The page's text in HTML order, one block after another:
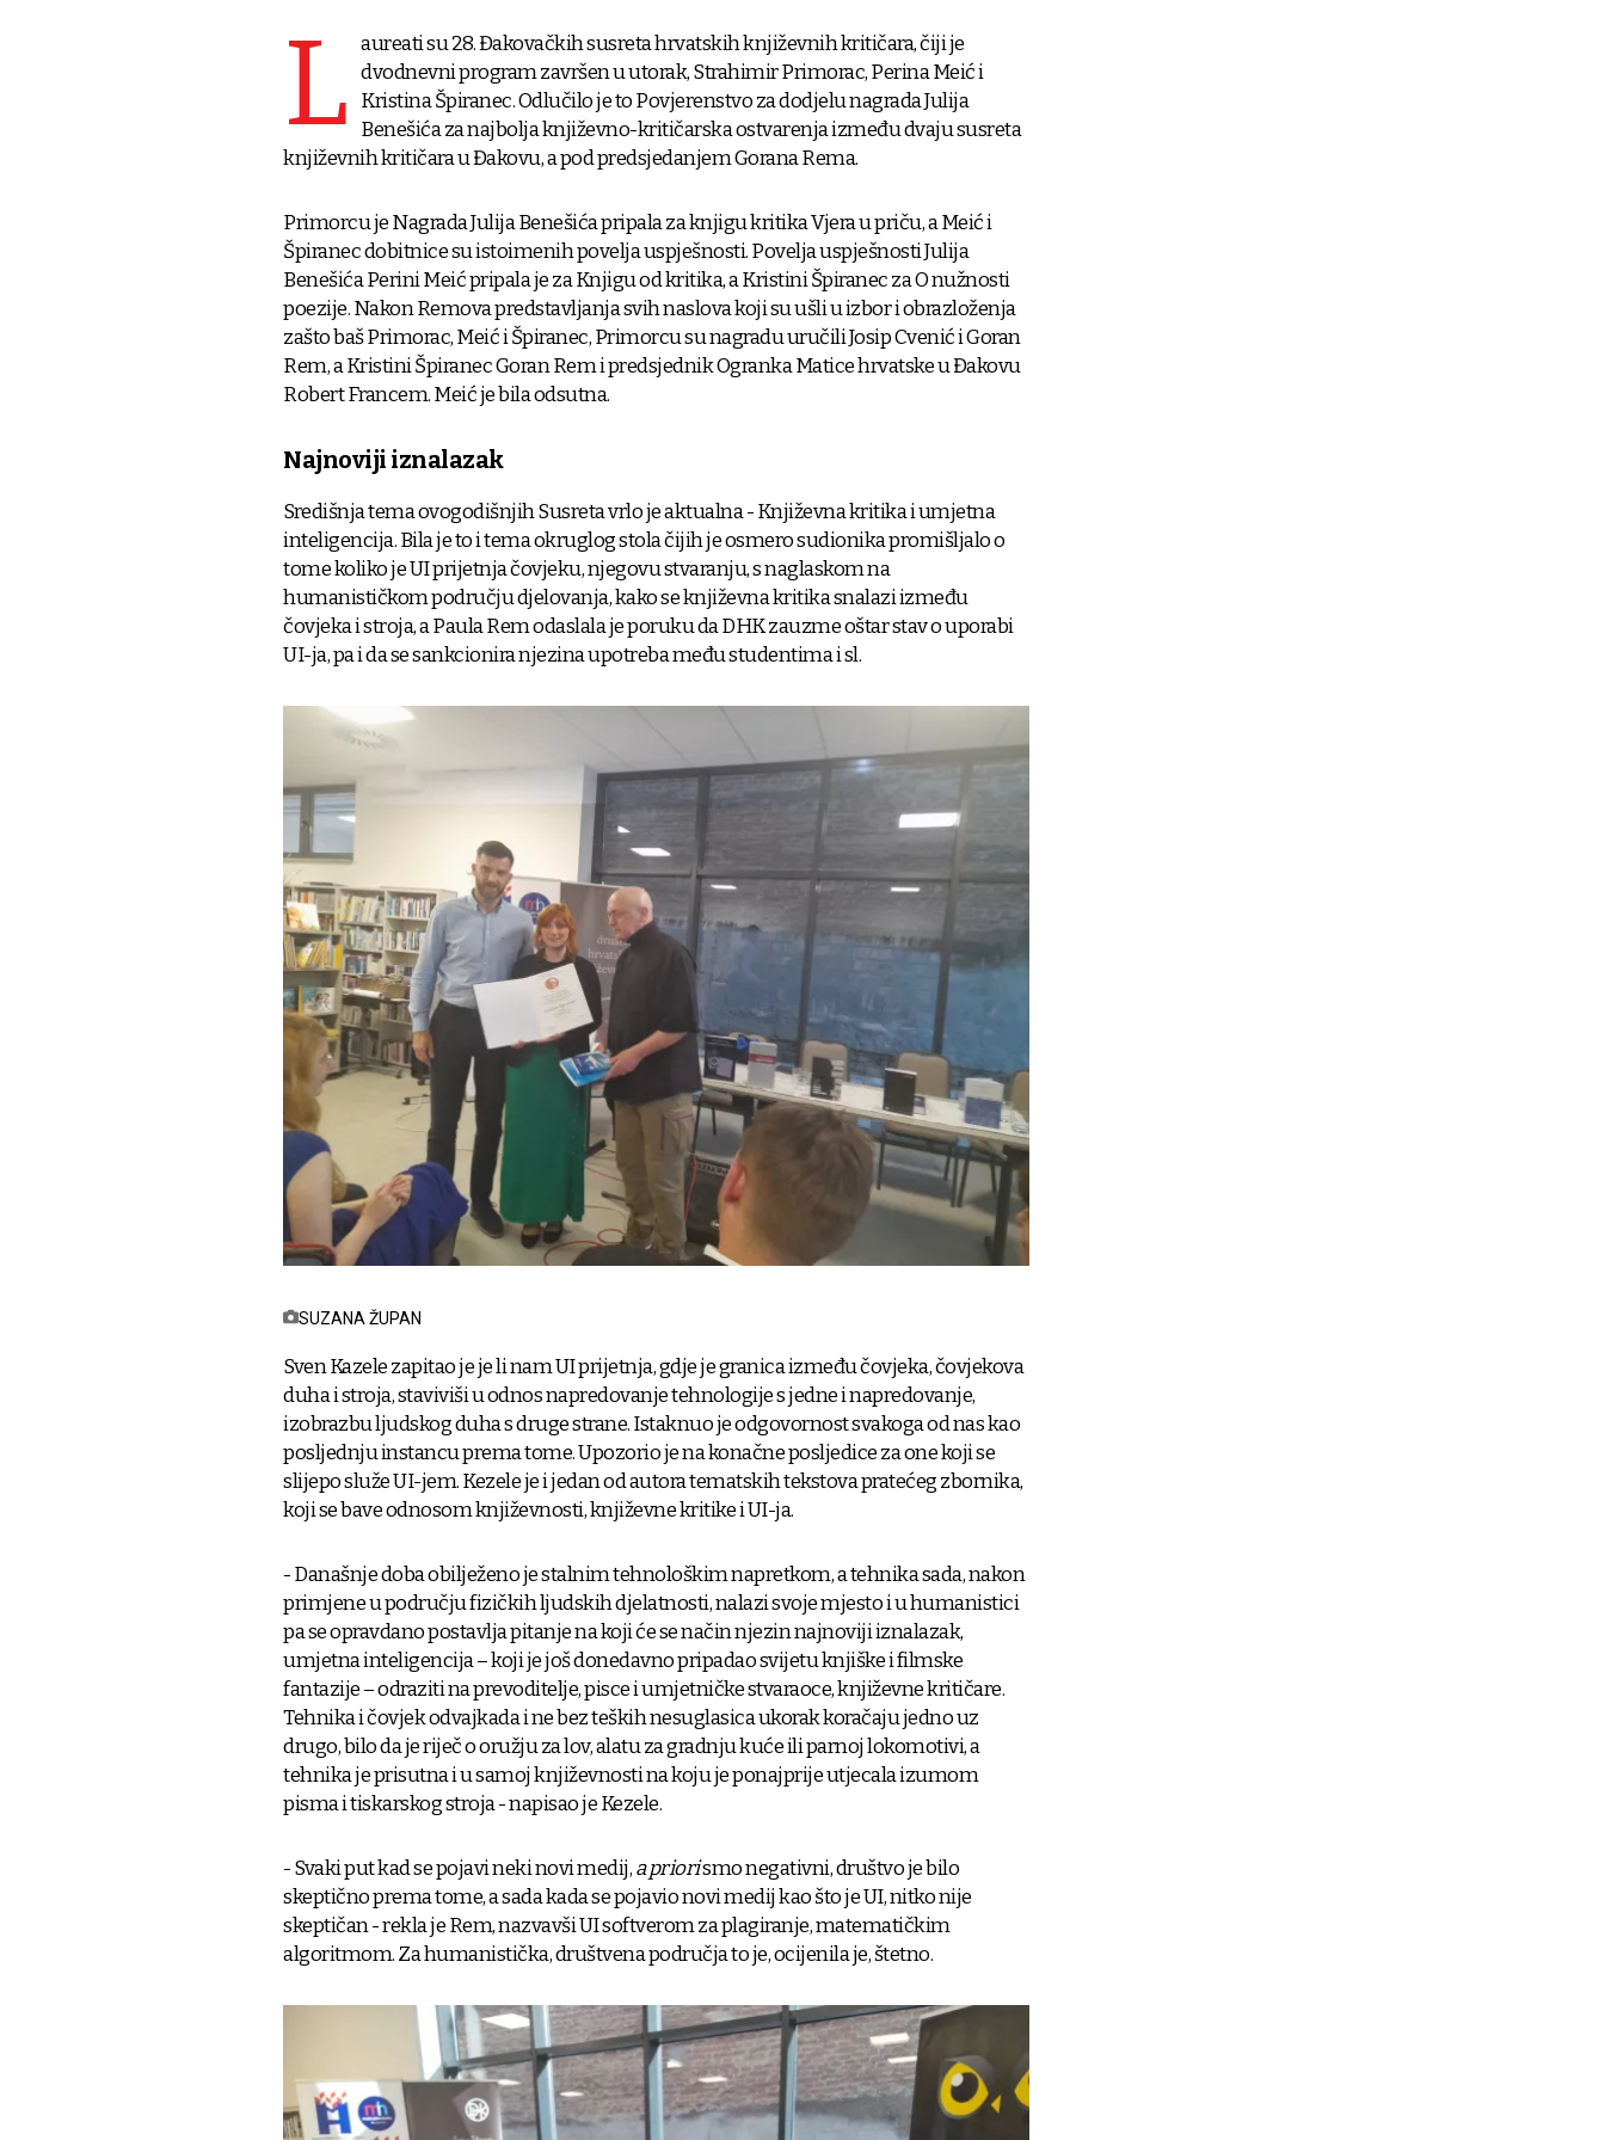
L aureati su 28. Đakovačkih susreta hrvatskih književnih kritičara, čiji je
dvodnevni program završen u utorak, Strahimir Primorac, Perina Meić i
Kristina Špiranec. Odlučilo je to Povjerenstvo za dodjelu nagrada Julija
Benešića za najbolja književno-kritičarska ostvarenja između dvaju susreta
književnih kritičara u Đakovu, a pod predsjedanjem Gorana Rema.
Primorcu je Nagrada Julija Benešića pripala za knjigu kritika Vjera u priču, a Meić i
Špiranec dobitnice su istoimenih povelja uspješnosti. Povelja uspješnosti Julija
Benešića Perini Meić pripala je za Knjigu od kritika, a Kristini Špiranec za O nužnosti
poezije. Nakon Remova predstavljanja svih naslova koji su ušli u izbor i obrazloženja
zašto baš Primorac, Meić i Špiranec, Primorcu su nagradu uručili Josip Cvenić i Goran
Rem, a Kristini Špiranec Goran Rem i predsjednik Ogranka Matice hrvatske u Đakovu
Robert Francem. Meić je bila odsutna.
Najnoviji iznalazak
Središnja tema ovogodišnjih Susreta vrlo je aktualna - Književna kritika i umjetna
inteligencija. Bila je to i tema okruglog stola čijih je osmero sudionika promišljalo o
tome koliko je UI prijetnja čovjeku, njegovu stvaranju, s naglaskom na
humanističkom području djelovanja, kako se književna kritika snalazi između
čovjeka i stroja, a Paula Rem odaslala je poruku da DHK zauzme oštar stav o uporabi
UI-ja, pa i da se sankcionira njezina upotreba među studentima i sl.
SUZANA ŽUPAN
Sven Kazele zapitao je je li nam UI prijetnja, gdje je granica između čovjeka, čovjekova
duha i stroja, staviviši u odnos napredovanje tehnologije s jedne i napredovanje,
izobrazbu ljudskog duha s druge strane. Istaknuo je odgovornost svakoga od nas kao
posljednju instancu prema tome. Upozorio je na konačne posljedice za one koji se
slijepo služe UI-jem. Kezele je i jedan od autora tematskih tekstova pratećeg zbornika,
koji se bave odnosom književnosti, književne kritike i UI-ja.
- Današnje doba obilježeno je stalnim tehnološkim napretkom, a tehnika sada, nakon
primjene u području fizičkih ljudskih djelatnosti, nalazi svoje mjesto i u humanistici
pa se opravdano postavlja pitanje na koji će se način njezin najnoviji iznalazak,
umjetna inteligencija – koji je još donedavno pripadao svijetu knjiške i filmske
fantazije – odraziti na prevoditelje, pisce i umjetničke stvaraoce, književne kritičare.
Tehnika i čovjek odvajkada i ne bez teških nesuglasica ukorak koračaju jedno uz
drugo, bilo da je riječ o oružju za lov, alatu za gradnju kuće ili parnoj lokomotivi, a
tehnika je prisutna i u samoj književnosti na koju je ponajprije utjecala izumom
pisma i tiskarskog stroja - napisao je Kezele.
- Svaki put kad se pojavi neki novi medij,a priorismo negativni, društvo je bilo
skeptično prema tome, a sada kada se pojavio novi medij kao što je UI, nitko nije
skeptičan - rekla je Rem, nazvavši UI softverom za plagiranje, matematičkim
algoritmom. Za humanistička, društvena područja to je, ocijenila je, štetno.